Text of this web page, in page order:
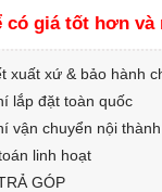
có giá tốt hơn và
xuất xứ & bảo hành
lắp đặt toàn quốc
vận chuyển nội thành
linh hoạt
GÓP